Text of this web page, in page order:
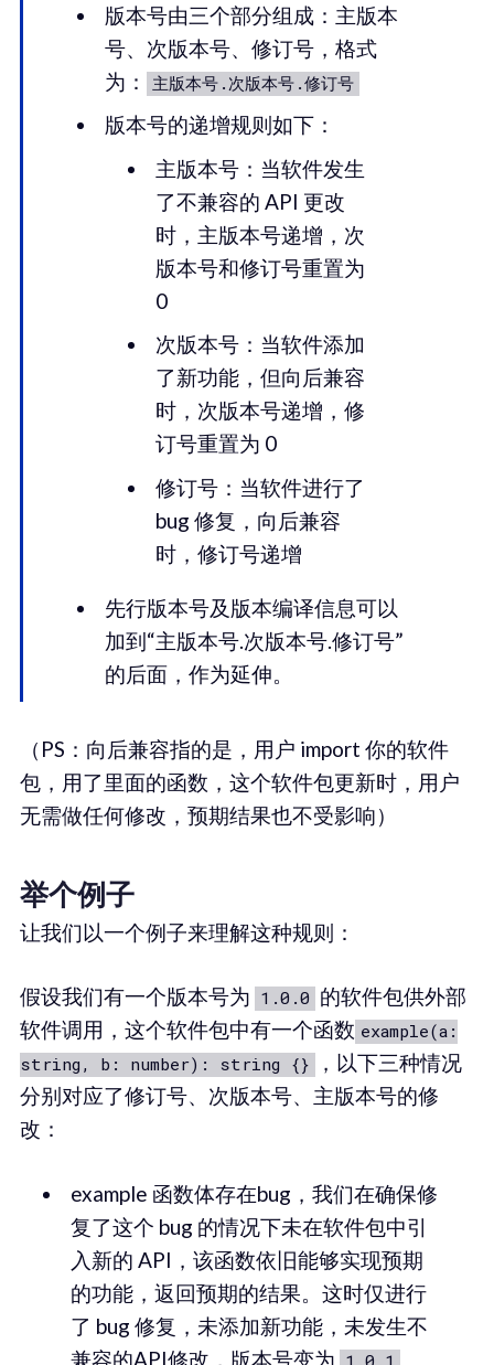
版本号由三个部分组成：主版本
号、次版本号、修订号，格式
为：
主版本号.次版本号.修订号
版本号的递增规则如下：
主版本号：当软件发生
了不兼容的 API 更改
时，主版本号递增，次
版本号和修订号重置为
0
次版本号：当软件添加
了新功能，但向后兼容
时，次版本号递增，修
订号重置为 0
修订号：当软件进行了
bug 修复，向后兼容
时，修订号递增
先行版本号及版本编译信息可以
加到“主版本号.次版本号.修订号”
的后面，作为延伸。
（PS：向后兼容指的是，用户 import 你的软件
包，用了里面的函数，这个软件包更新时，用户
无需做任何修改，预期结果也不受影响）
举个例子
让我们以一个例子来理解这种规则：
假设我们有一个版本号为 1.0.0 的软件包供外部
软件调用，这个软件包中有一个函数 example(a:
string, b: number): string {}
，以下三种情况
分别对应了修订号、次版本号、主版本号的修
改：
example 函数体存在bug，我们在确保修
复了这个 bug 的情况下未在软件包中引
入新的 API，该函数依旧能够实现预期
的功能，返回预期的结果。这时仅进行
了 bug 修复，未添加新功能，未发生不
兼容的API修改，版本号变为 1.0.1